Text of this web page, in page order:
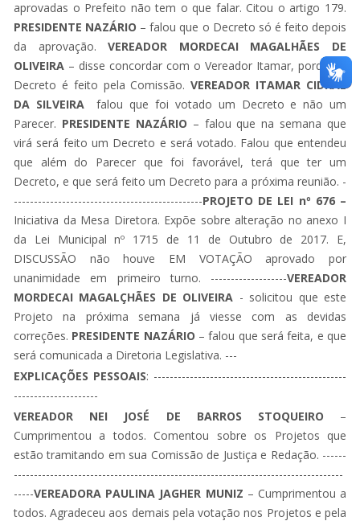
aprovadas o Prefeito não tem o que falar. Citou o artigo 179.
PRESIDENTE NAZÁRIO – falou que o Decreto só é feito depois
da aprovação.VEREADOR MORDECAI MAGALHÃES DE
OLIVEIRA – disse concordar com o Vereador Itamar, porque o
Decreto é feito pela Comissão.VEREADOR ITAMAR CIDRAL
DA SILVEIRA
falou que foi votado um Decreto e não um
Parecer. PRESIDENTE NAZÁRIO – falou que na semana que
virá será feito um Decreto e será votado. Falou que entendeu
que além do Parecer que foi favorável, terá que ter um
Decreto, e que será feito um Decreto para a próxima reunião. -
-----------------------------------------------PROJETO DE LEI nº 676 –
Iniciativa da Mesa Diretora. Expõe sobre alteração no anexo I
da Lei Municipal nº 1715 de 11 de Outubro de 2017. E,
DISCUSSÃO não houve EM VOTAÇÃO aprovado por
unanimidade em primeiro turno. -------------------VEREADOR
MORDECAI MAGALÇHÃES DE OLIVEIRA - solicitou que este
Projeto na próxima semana já viesse com as devidas
correções. PRESIDENTE NAZÁRIO – falou que será feita, e que
será comunicada a Diretoria Legislativa. ---
EXPLICAÇÕES PESSOAIS: ------------------------------------------------
---------------------
VEREADOR NEI JOSÉ DE BARROS STOQUEIRO –
Cumprimentou a todos. Comentou sobre os Projetos que
estão tramitando em sua Comissão de Justiça e Redação. ------
----------------------------------------------------------------------------------
-----VEREADORA PAULINA JAGHER MUNIZ – Cumprimentou a
todos. Agradeceu aos demais pela votação nos Projetos e pela